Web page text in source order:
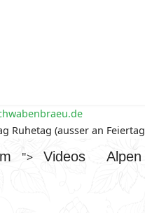
"> Videos Alpen
Ruhetag (ausser an